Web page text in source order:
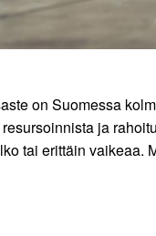
on Suomessa
ja
tai erittäin